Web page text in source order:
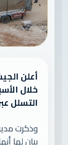
خلال
التسلل
وذكرت